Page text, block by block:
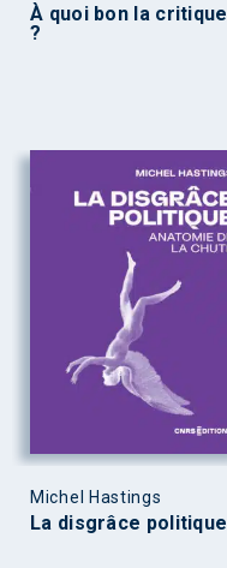
À quoi bon la critique
?
Michel Hastings
La disgrâce politique